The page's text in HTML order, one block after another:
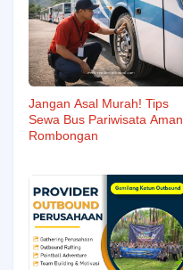
Jangan Asal Murah! Tips
Sewa Bus Pariwisata Aman
Rombongan